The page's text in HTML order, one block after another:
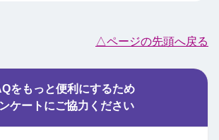
△ページの先頭へ戻る
をもっと便利にするため
ケートにご協力ください